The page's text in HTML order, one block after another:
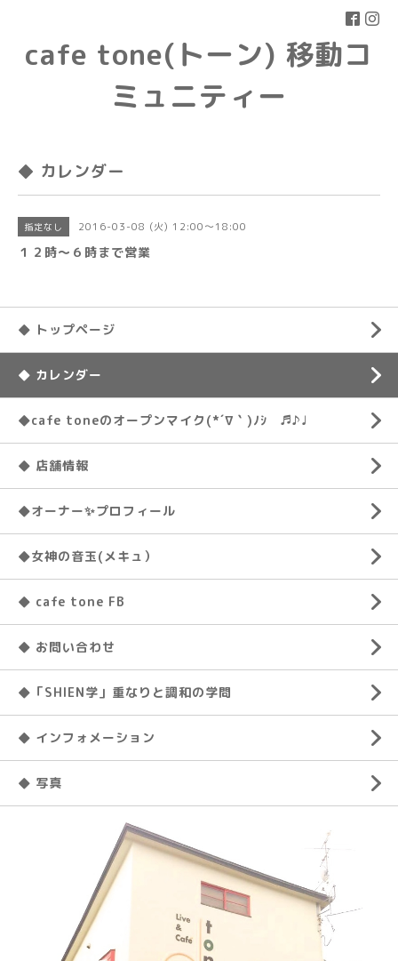
cafe tone(トーン) 移動コ
ミュニティー
◆ カレンダー
指定なし 2016-03-08 (火) 12:00～18:00
１２時〜６時まで営業
◆ トップページ
◆ カレンダー
◆cafe toneのオープンマイク(*´∇｀)ﾉｼ ♬♪♩
◆ 店舗情報
◆オーナー✨プロフィール
◆女神の音玉(メキュ）
◆ cafe tone FB
◆ お問い合わせ
◆「SHIEN学」重なりと調和の学問
◆ インフォメーション
◆ 写真